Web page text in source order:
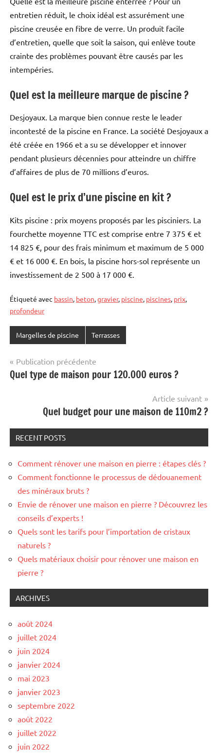
entretien réduit, le choix idéal est assurément une
piscine creusée en fibre de verre. Un produit facile
d’entretien, quelle que soit la saison, qui enlève toute
crainte des problèmes pouvant être causés par les
intempéries.
Quel est la meilleure marque de piscine ?
Desjoyaux. La marque bien connue reste le leader
incontesté de la piscine en France. La société Desjoyaux a
été créée en 1966 et a su se développer et innover
pendant plusieurs décennies pour atteindre un chiffre
d’affaires de plus de 70 millions d’euros.
Quel est le prix d’une piscine en kit ?
Kits piscine : prix moyens proposés par les pisciniers. La
fourchette moyenne TTC est comprise entre 7 375 € et
14 825 €, pour des frais minimum et maximum de 5 000
€ et 16 000 €. En bois, la piscine hors-sol représente un
investissement de 2 500 à 17 000 €.
Étiqueté avec bassin, beton,gravier, piscine, piscines, prix,
profondeur
Margelles de piscine Terrasses
Navigation
de
Publication précédente
Quel type de maison pour 120.000 euros ?
Article suivant
Quel budget pour une maison de 110m2 ?
RECENT POSTS
Comment rénover une maison en pierre : étapes clés ?
Comment fonctionne le processus de dédouanement
des minéraux bruts ?
Envie de rénover une maison en pierre ? Découvrez les
conseils d’experts !
Quels sont les tarifs pour l’importation de cristaux
naturels ?
Quels matériaux choisir pour rénover une maison en
pierre ?
ARCHIVES
août 2024
juillet 2024
juin 2024
janvier 2024
mai 2023
janvier 2023
septembre 2022
août 2022
juillet 2022
juin 2022